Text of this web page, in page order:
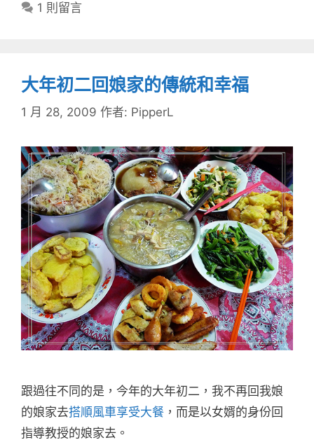
1 則留言
大年初二回娘家的傳統和幸福
1 月 28, 2009 作者: PipperL
跟過往不同的是，今年的大年初二，我不再回我娘
的娘家去搭順風車享受大餐 ，而是以女婿的身份回
指導教授的娘家去。